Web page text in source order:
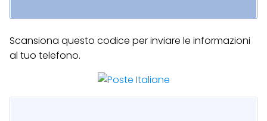
Scansiona questo codice per inviare le informazioni
al tuo telefono.